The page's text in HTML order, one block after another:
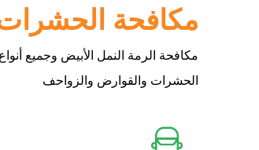
مكافحة
مكافحة الرمة النمل الأبيض وجميع أنواع
الحشرات والقوارض والزواحف